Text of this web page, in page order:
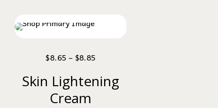
$8.65– $8.85
Skin Lightening
Cream